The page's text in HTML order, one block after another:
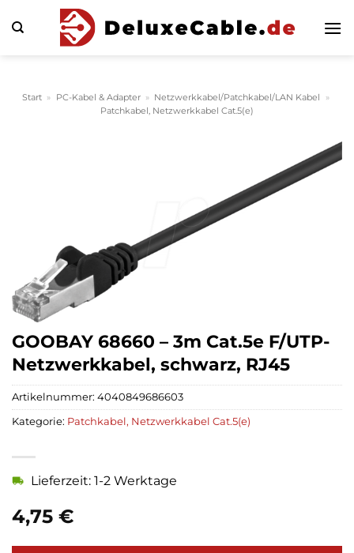
Inhalt
Start » PC-Kabel & Adapter » Netzwerkkabel/Patchkabel/LAN Kabel
»
Patchkabel, Netzwerkkabel Cat.5(e)
GOOBAY 68660 – 3m Cat.5e F/UTP-
Netzwerkkabel, schwarz, RJ45
4,75 €
Lieferzeit: 1-2 Werktage
Artikelnummer: 4040849686603
Kategorie: Patchkabel, Netzwerkkabel Cat.5(e)